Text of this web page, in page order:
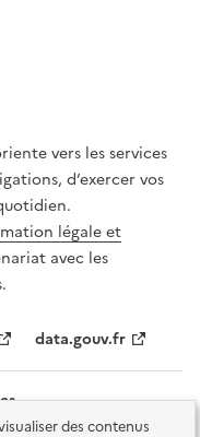
des contenus
vers les services
d’exercer vos
légale et
avec les
data.gouv.fr